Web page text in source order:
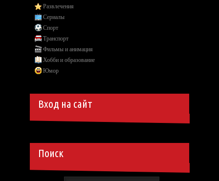
Развлечения
Сериалы
Спорт
Транспорт
Фильмы и анимация
Хобби и образование
Юмор
Вход на сайт
Поиск